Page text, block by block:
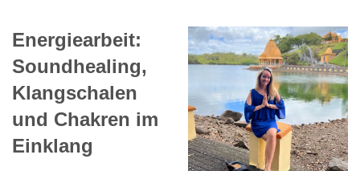
Energiearbeit:
Soundhealing,
Klangschalen
und Chakren im
Einklang